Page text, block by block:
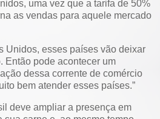
uma vez que a tarifa de 50%
as vendas para aquele mercado
Unidos, esses países vão deixar
Então pode acontecer um
dessa corrente de comércio
bem atender esses países.”
deve ampliar a presença em